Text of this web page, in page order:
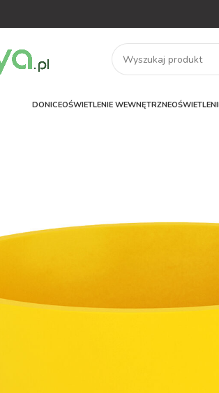
DONICEOŚWIETLENIE WEWNĘTRZNE